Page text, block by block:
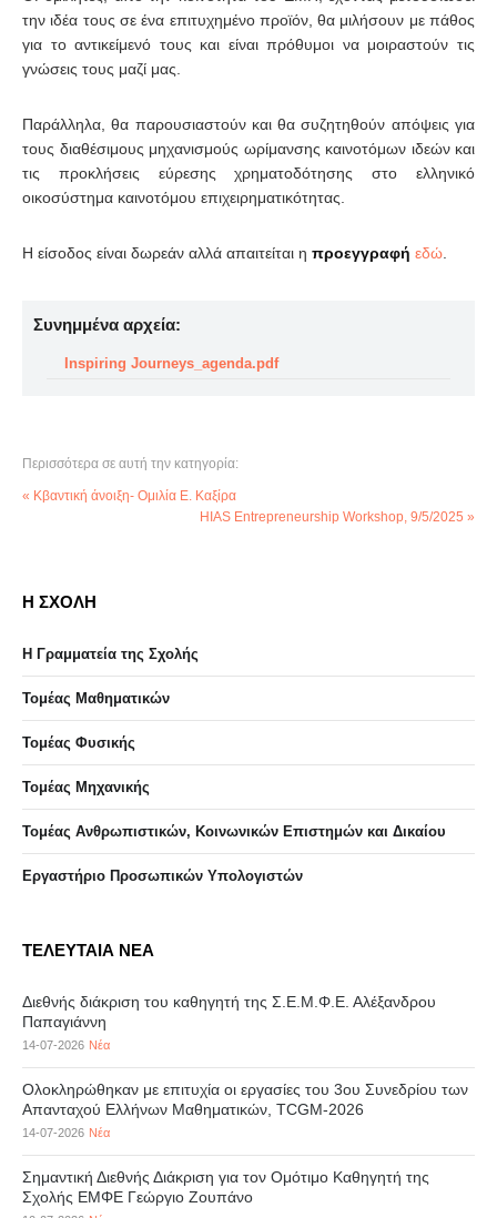
την ιδέα τους σε ένα επιτυχημένο προϊόν, θα μιλήσουν με πάθος
για το αντικείμενό τους και είναι πρόθυμοι να μοιραστούν τις
γνώσεις τους μαζί μας.
Παράλληλα, θα παρουσιαστούν και θα συζητηθούν απόψεις για
τους διαθέσιμους μηχανισμούς ωρίμανσης καινοτόμων ιδεών και
τις προκλήσεις εύρεσης χρηματοδότησης στο ελληνικό
οικοσύστημα καινοτόμου επιχειρηματικότητας.
Η είσοδος είναι δωρεάν αλλά απαιτείται η προεγγραφή εδώ
Συνημμένα αρχεία:
Inspiring Journeys_agenda.pdf
Περισσότερα σε αυτή την κατηγορία:
« Κβαντική άνοιξη- Ομιλία Ε. Καξίρα
HIAS Entrepreneurship Workshop, 9/5/2025 »
Η ΣΧΟΛΗ
Η Γραμματεία της Σχολής
Τομέας Μαθηματικών
Τομέας Φυσικής
Τομέας Μηχανικής
Τομέας Ανθρωπιστικών, Κοινωνικών Επιστημών και Δικαίου
Eργαστήριo Προσωπικών Υπολογιστών
ΤΕΛΕΥΤΑΙΑ ΝΕΑ
Διεθνής διάκριση του καθηγητή της Σ.Ε.Μ.Φ.Ε. Αλέξανδρου
Παπαγιάννη
14-07-2026 Νέα
Ολοκληρώθηκαν με επιτυχία οι εργασίες του 3ου Συνεδρίου των
Απανταχού Ελλήνων Μαθηματικών, TCGM-2026
14-07-2026 Νέα
Σημαντική Διεθνής Διάκριση για τον Ομότιμο Καθηγητή της
Σχολής ΕΜΦΕ Γεώργιο Ζουπάνο